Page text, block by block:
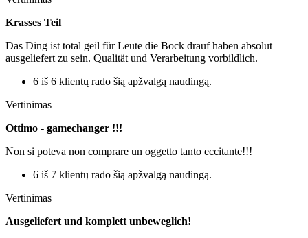
Krasses Teil
Das Ding ist total geil für Leute die Bock drauf haben absolut
ausgeliefert zu sein. Qualität und Verarbeitung vorbildlich.
6 iš 6 klientų rado šią apžvalgą naudingą.
Vertinimas
Ottimo - gamechanger !!!
Non si poteva non comprare un oggetto tanto eccitante!!!
6 iš 7 klientų rado šią apžvalgą naudingą.
Vertinimas
Ausgeliefert und komplett unbeweglich!